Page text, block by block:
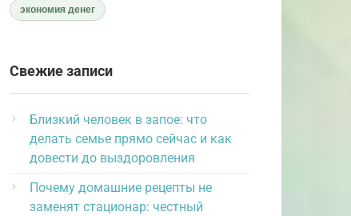
экономия денег
Свежие записи
Близкий человек в запое: что
делать семье прямо сейчас и как
довести до выздоровления
Почему домашние рецепты не
заменят стационар: честный